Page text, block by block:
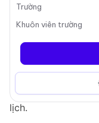
giáo dục. Sinh
trong học kỳ cuối
Nhân Nghệ Thuật.
1 hàng năm, và
trên GPA, các
việc với trẻ em,
lịch.
Trường
Khuôn viên trường